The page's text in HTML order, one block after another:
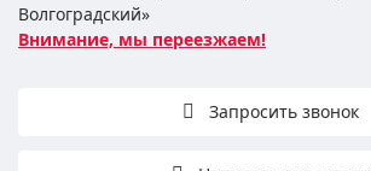
Волгоградский»
Внимание, мы переезжаем!
Запросить звонок